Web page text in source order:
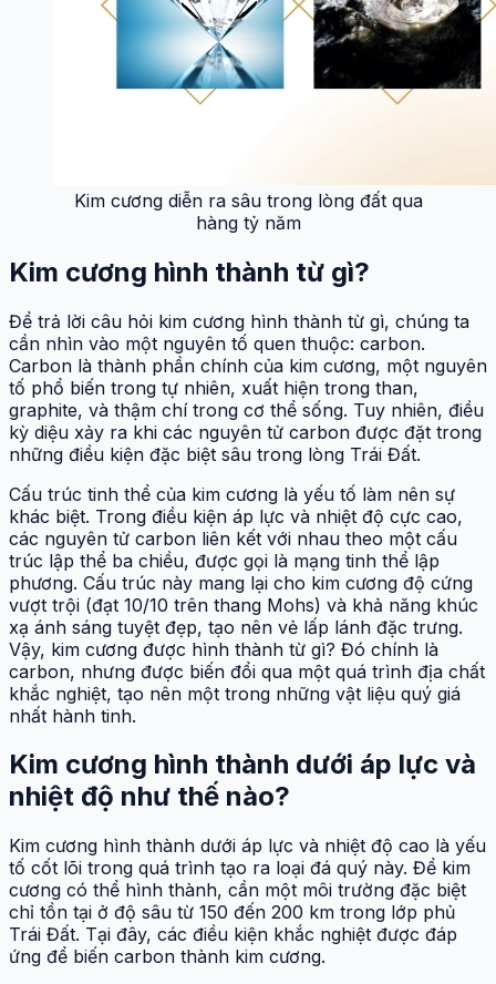
Kim cương diễn ra sâu trong lòng đất qua
hàng tỷ năm
Kim cương hình thành từ gì?
Để trả lời câu hỏi kim cương hình thành từ gì, chúng ta
cần nhìn vào một nguyên tố quen thuộc: carbon.
Carbon là thành phần chính của kim cương, một nguyên
tố phổ biến trong tự nhiên, xuất hiện trong than,
graphite, và thậm chí trong cơ thể sống. Tuy nhiên, điều
kỳ diệu xảy ra khi các nguyên tử carbon được đặt trong
những điều kiện đặc biệt sâu trong lòng Trái Đất.
Cấu trúc tinh thể của kim cương là yếu tố làm nên sự
khác biệt. Trong điều kiện áp lực và nhiệt độ cực cao,
các nguyên tử carbon liên kết với nhau theo một cấu
trúc lập thể ba chiều, được gọi là mạng tinh thể lập
phương. Cấu trúc này mang lại cho kim cương độ cứng
vượt trội (đạt 10/10 trên thang Mohs) và khả năng khúc
xạ ánh sáng tuyệt đẹp, tạo nên vẻ lấp lánh đặc trưng.
Vậy, kim cương được hình thành từ gì? Đó chính là
carbon, nhưng được biến đổi qua một quá trình địa chất
khắc nghiệt, tạo nên một trong những vật liệu quý giá
nhất hành tinh.
Kim cương hình thành dưới áp lực và
nhiệt độ như thế nào?
Kim cương hình thành dưới áp lực và nhiệt độ cao là yếu
tố cốt lõi trong quá trình tạo ra loại đá quý này. Để kim
cương có thể hình thành, cần một môi trường đặc biệt
chỉ tồn tại ở độ sâu từ 150 đến 200 km trong lớp phủ
Trái Đất. Tại đây, các điều kiện khắc nghiệt được đáp
ứng để biến carbon thành kim cương.